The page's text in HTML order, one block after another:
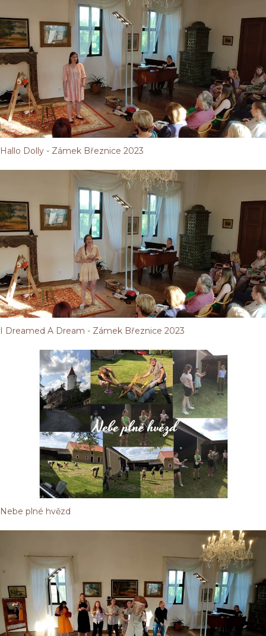
Hallo Dolly - Zámek Březnice 2023
I Dreamed A Dream - Zámek Březnice 2023
Nebe plné hvězd